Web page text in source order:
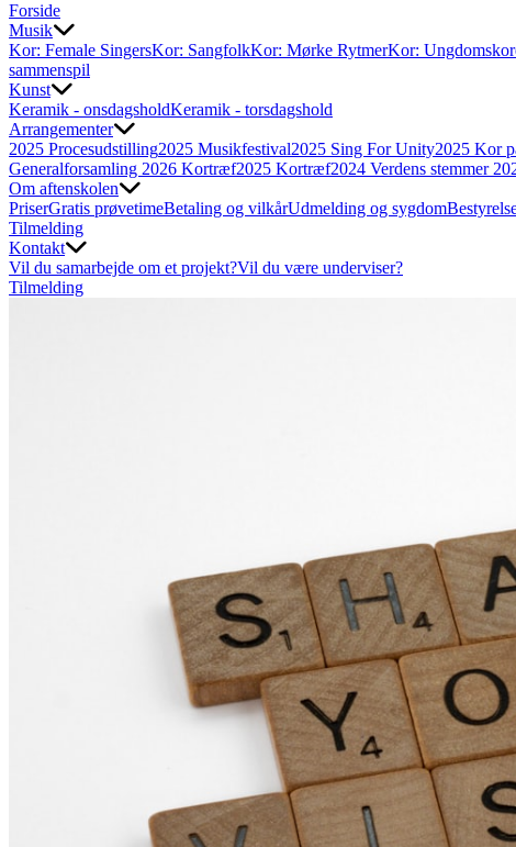
Forside
Musik
Kor: Female SingersKor: SangfolkKor: Mørke RytmerKor:
sammenspil
Kunst
Keramik - onsdagsholdKeramik - torsdagshold
Arrangementer
2025 Procesudstilling2025 Musikfestival2025 Sing For Unity2025 Kor
Generalforsamling 2026 Kortræf2025 Kortræf2024 Verdens stemmer
Om aftenskolen
PriserGratis prøvetimeBetaling og vilkårUdmelding og sygdom
Tilmelding
Kontakt
Vil du samarbejde om et projekt?Vil du være underviser?
Tilmelding